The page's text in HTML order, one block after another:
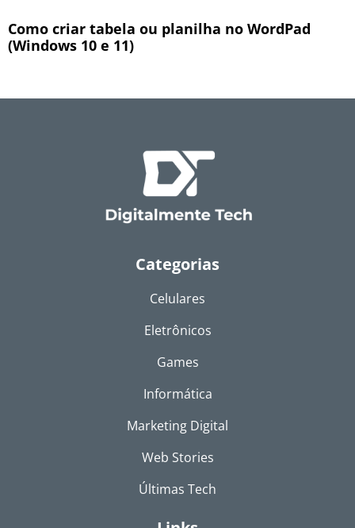
Como criar tabela ou planilha no WordPad
(Windows 10 e 11)
Categorias
Celulares
Eletrônicos
Games
Informática
Marketing Digital
Web Stories
Últimas Tech